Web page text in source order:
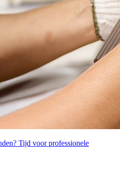
Tijd voor professionele